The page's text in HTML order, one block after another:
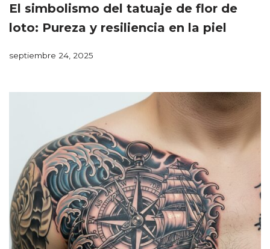
El simbolismo del tatuaje de flor de
loto: Pureza y resiliencia en la piel
septiembre 24, 2025